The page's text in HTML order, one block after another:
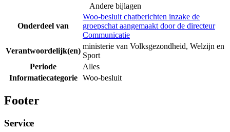
Andere bijlagen
Onderdeel van
Woo-besluit chatberichten inzake de
groepschat aangemaakt door de directeur
Communicatie
Verantwoordelijk(en)
ministerie van Volksgezondheid, Welzijn en
Sport
Periode
Alles
Informatiecategorie
Woo-besluit
Footer
Service